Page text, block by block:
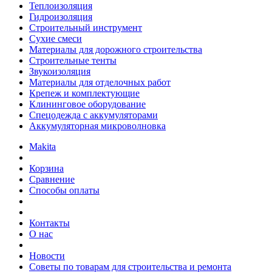
Теплоизоляция
Гидроизоляция
Строительный инструмент
Сухие смеси
Материалы для дорожного строительства
Строительные тенты
Звукоизоляция
Материалы для отделочных работ
Крепеж и комплектующие
Клининговое оборудование
Спецодежда с аккумуляторами
Аккумуляторная микроволновка
Makita
Корзина
Сравнение
Способы оплаты
Контакты
О нас
Новости
Советы по товарам для строительства и ремонта